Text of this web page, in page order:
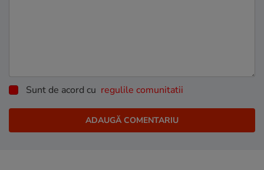
Sunt de acord cu regulile comunitatii